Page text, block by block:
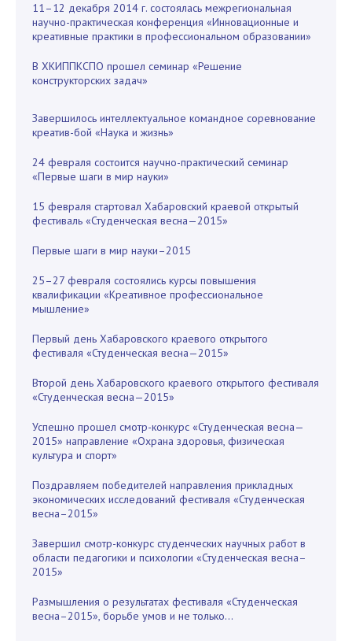
11–12 декабря 2014 г. состоялась межрегиональная
научно-практическая конференция «Инновационные и
креативные практики в профессиональном образовании»
В ХКИППКСПО прошел семинар «Решение
конструкторских задач»
Завершилось интеллектуальное командное соревнование
креатив-бой «Наука и жизнь»
24 февраля состоится научно-практический семинар
«Первые шаги в мир науки»
15 февраля стартовал Хабаровский краевой открытый
фестиваль «Студенческая весна—2015»
Первые шаги в мир науки–2015
25–27 февраля состоялись курсы повышения
квалификации «Креативное профессиональное
мышление»
Первый день Хабаровского краевого открытого
фестиваля «Студенческая весна—2015»
Второй день Хабаровского краевого открытого фестиваля
«Студенческая весна—2015»
Успешно прошел смотр-конкурс «Студенческая весна—
2015» направление «Охрана здоровья, физическая
культура и спорт»
Поздравляем победителей направления прикладных
экономических исследований фестиваля «Студенческая
весна–2015»
Завершил смотр-конкурс студенческих научных работ в
области педагогики и психологии «Студенческая весна–
2015»
Размышления о результатах фестиваля «Студенческая
весна–2015», борьбе умов и не только...